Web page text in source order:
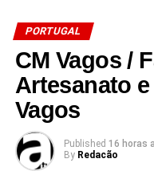
Identificar
Boco
Desenvolver
no terreno
Compreender as
PORTUGAL
CM Vagos /
Artesanato
Vagos
Published 16 horas
By Redacão